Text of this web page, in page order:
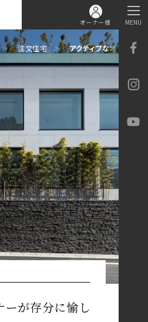
オーナー様 MENU
注文住宅 アクティブなオーナー
ーが存分に愉し